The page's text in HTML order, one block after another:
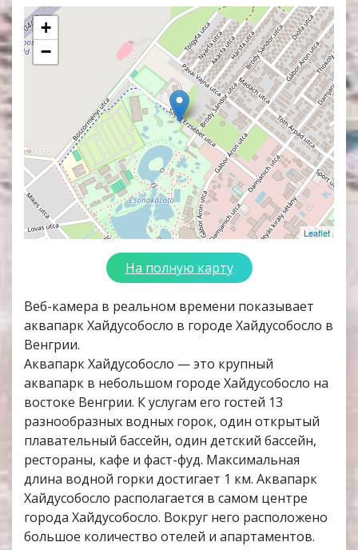
+
−
Leaflet
На полную карту
Веб-камера в реальном времени показывает
аквапарк Хайдусобосло в городе Хайдусобосло в
Венгрии.
Аквапарк Хайдусобосло — это крупный
аквапарк в небольшом городе Хайдусобосло на
востоке Венгрии. К услугам его гостей 13
разнообразных водных горок, один открытый
плавательный бассейн, один детский бассейн,
рестораны, кафе и фаст-фуд. Максимальная
длина водной горки достигает 1 км. Аквапарк
Хайдусобосло располагается в самом центре
города Хайдусобосло. Вокруг него расположено
большое количество отелей и апартаментов.